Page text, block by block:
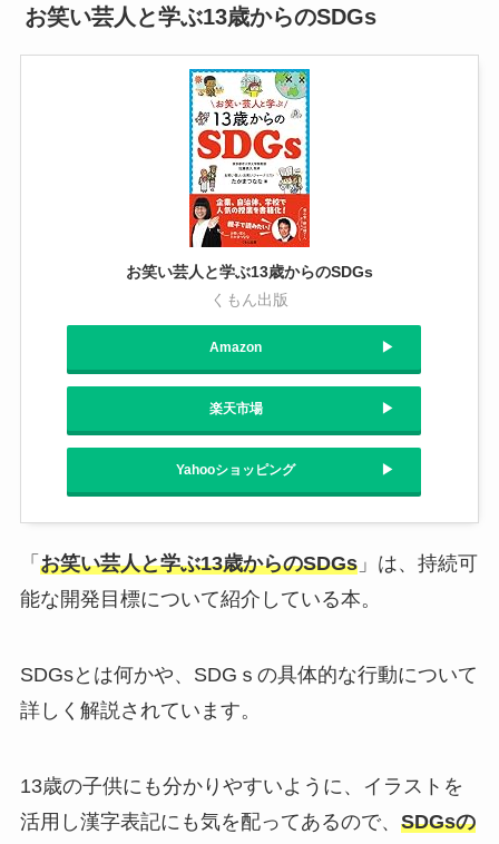
お笑い芸人と学ぶ13歳からのSDGs
お笑い芸人と学ぶ13歳からのSDGs
くもん出版
Amazon
楽天市場
Yahooショッピング
「 お笑い芸人と学ぶ13歳からのSDGs」は、持続可
能な開発目標について紹介している本。
SDGsとは何かや、SDGｓの具体的な行動について
詳しく解説されています。
13歳の子供にも分かりやすいように、イラストを
活用し漢字表記にも気を配ってあるので、 SDGsの